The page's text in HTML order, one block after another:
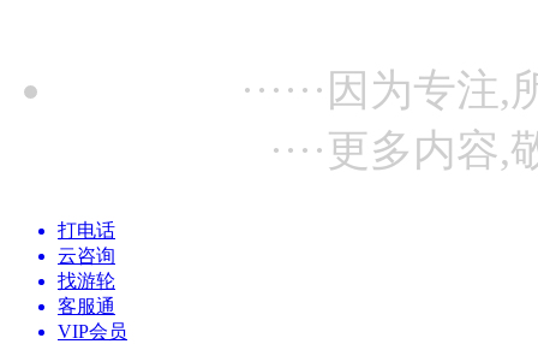
······因为专注,
····更多内容,
打电话
云咨询
找游轮
客服通
VIP会员